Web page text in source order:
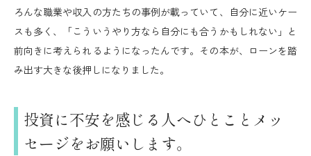
ろんな職業や収入の方たちの事例が載っていて、自分に近いケー
スも多く、「こういうやり方なら自分にも合うかもしれない」と
前向きに考えられるようになったんです。その本が、ローンを踏
み出す大きな後押しになりました。
投資に不安を感じる人へひとことメッ
セージをお願いします。